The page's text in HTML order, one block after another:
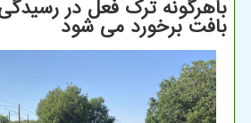
باهرگونه ترک فعل در
بافت برخورد می شود